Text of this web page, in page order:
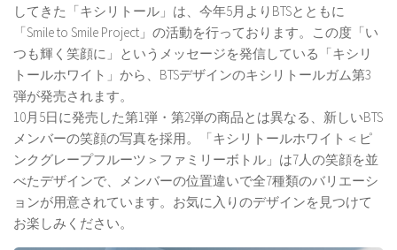
してきた「キシリトール」は、今年5月よりBTSとともに
「Smile to Smile Project」の活動を行っております。この度「い
つも輝く笑顔に」というメッセージを発信している「キシリ
トールホワイト」から、BTSデザインのキシリトールガム第3
弾が発売されます。
10月5日に発売した第1弾・第2弾の商品とは異なる、新しいBTS
メンバーの笑顔の写真を採用。「キシリトールホワイト＜ピ
ンクグレープフルーツ＞ファミリーボトル」は7人の笑顔を並
べたデザインで、メンバーの位置違いで全7種類のバリエーシ
ョンが用意されています。お気に入りのデザインを見つけて
お楽しみください。